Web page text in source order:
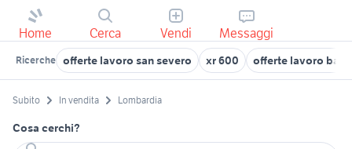
Home Cerca Vendi Messaggi
Ricerche offerte lavoro san severo xr 600 offerte lavoro
Subito In vendita Lombardia
Cosa cerchi?